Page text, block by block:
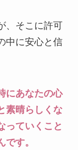
、そこに許可
中に安心と信
にあなたの心
素晴らしくな
っていくこと
す。